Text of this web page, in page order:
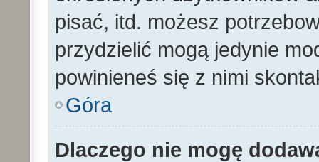
pisać, itd. możesz
przydzielić mogą jedynie
powinieneś się z nimi
Góra
Dlaczego nie mogę